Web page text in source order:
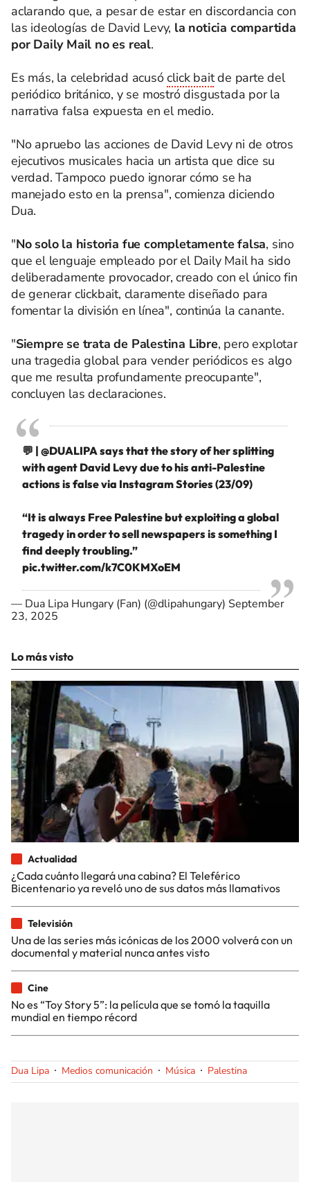
aclarando que, a pesar de estar en discordancia con
las ideologías de David Levy, la noticia compartida
por Daily Mail no es real.
Es más, la celebridad acusóclick baitde parte del
periódico británico, y se mostró disgustada por la
narrativa falsa expuesta en el medio.
"No apruebo las acciones de David Levy ni de otros
ejecutivos musicales hacia un artista que dice su
verdad. Tampoco puedo ignorar cómo se ha
manejado esto en la prensa", comienza diciendo
Dua.
"No solo la historia fue completamente falsa, sino
que el lenguaje empleado por el Daily Mail ha sido
deliberadamente provocador, creado con el único fin
de generar clickbait, claramente diseñado para
fomentar la división en línea", continúa la canante.
"Siempre se trata de Palestina Libre, pero explotar
una tragedia global para vender periódicos es algo
que me resulta profundamente preocupante",
concluyen las declaraciones.
💬 | @DUALIPAsays that the story of her splitting
with agent David Levy due to his anti-Palestine
actions is false via Instagram Stories (23/09)
“It is always Free Palestine but exploiting a global
tragedy in order to sell newspapers is something I
find deeply troubling.”
pic.twitter.com/k7C0KMXoEM
— Dua Lipa Hungary (Fan) (@dlipahungary) September
23, 2025
Lo más visto
Actualidad
¿Cada cuánto llegará una cabina? El Teleférico
Bicentenario ya reveló uno de sus datos más llamativos
Televisión
Una de las series más icónicas de los 2000 volverá con un
documental y material nunca antes visto
Cine
No es “Toy Story 5”: la película que se tomó la taquilla
mundial en tiempo récord
Dua Lipa Medios comunicación Música Palestina